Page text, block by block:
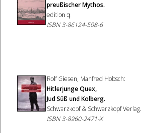
preußischer Mythos.
edition q.
ISBN 3-86124-508-6
Rolf Giesen, Manfred Hobsch:
Hitlerjunge Quex,
Jud Süß und Kolberg.
Schwarzkopf & Schwarzkopf Verlag.
ISBN 3-8960-2471-X